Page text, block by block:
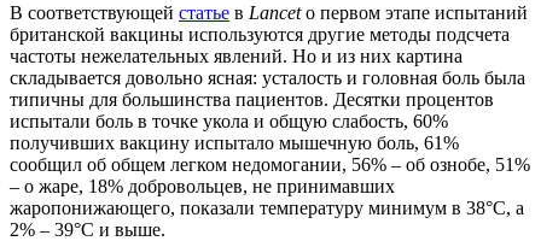
В соответствующей статье в Lancetо первом этапе испытаний
британской вакцины используются другие методы подсчета
частоты нежелательных явлений. Но и из них картина
складывается довольно ясная: усталость и головная боль была
типичны для большинства пациентов. Десятки процентов
испытали боль в точке укола и общую слабость, 60%
получивших вакцину испытало мышечную боль, 61%
сообщил об общем легком недомогании, 56% – об ознобе, 51%
– о жаре, 18% добровольцев, не принимавших
жаропонижающего, показали температуру минимум в 38°C, а
2% – 39°C и выше.